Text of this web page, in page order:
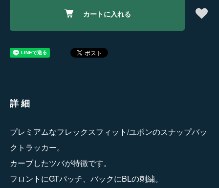
カートに入れる
詳細
プレミアムなフレックスフィット/ユポンのスナップバッ
クトラッカー。
カーブしたツバが特徴です。
フロントにGTパッチ、バックにBLの刺繍。